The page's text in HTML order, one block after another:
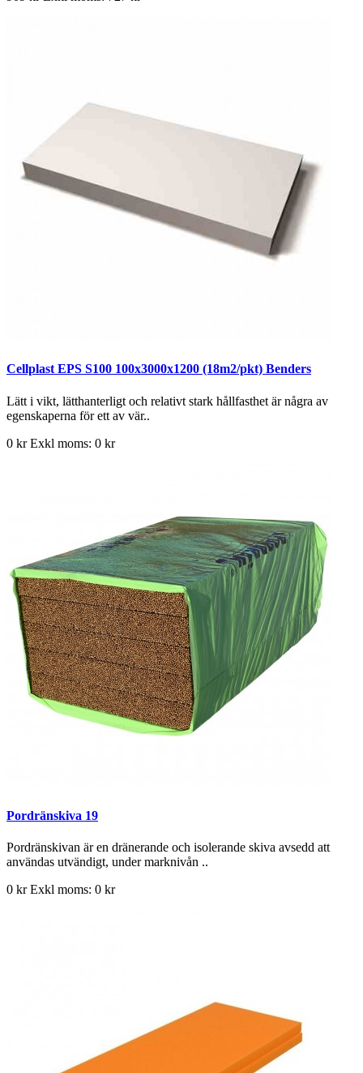
Cellplast EPS S100 100x3000x1200 (18m2/pkt) Benders
Lätt i vikt, lätthanterligt och relativt stark hållfasthet är några av
egenskaperna för ett av vär..
0 krExkl moms: 0 kr
Pordränskiva 19
Pordränskivan är en dränerande och isolerande skiva avsedd att
användas utvändigt, under marknivån ..
0 krExkl moms: 0 kr